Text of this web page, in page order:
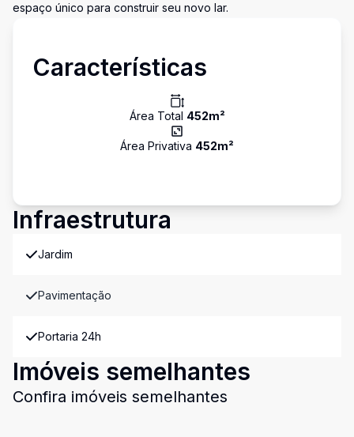
espaço único para construir seu novo lar.
Características
Área Total 452m²
Área Privativa 452m²
Infraestrutura
Jardim
Pavimentação
Portaria 24h
Imóveis semelhantes
Confira imóveis semelhantes